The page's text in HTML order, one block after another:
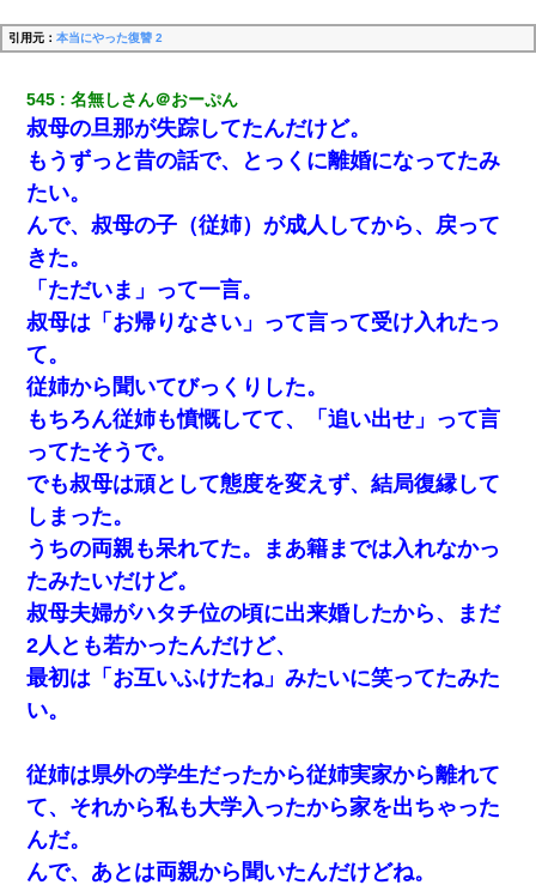
引用元： 本当にやった復讐 2
545 名無しさん＠おーぷん
叔母の旦那が失踪してたんだけど。
もうずっと昔の話で、とっくに離婚になってたみ
たい。
んで、叔母の子（従姉）が成人してから、戻って
きた。
「ただいま」って一言。
叔母は「お帰りなさい」って言って受け入れたっ
て。
従姉から聞いてびっくりした。
もちろん従姉も憤慨してて、「追い出せ」って言
ってたそうで。
でも叔母は頑として態度を変えず、結局復縁して
しまった。
うちの両親も呆れてた。まあ籍までは入れなかっ
たみたいだけど。
叔母夫婦がハタチ位の頃に出来婚したから、まだ
2人とも若かったんだけど、
最初は「お互いふけたね」みたいに笑ってたみた
い。
従姉は県外の学生だったから従姉実家から離れて
て、それから私も大学入ったから家を出ちゃった
んだ。
んで、あとは両親から聞いたんだけどね。